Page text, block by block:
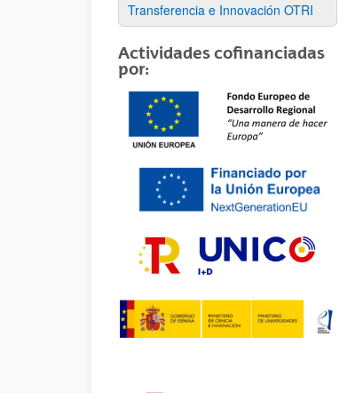
Transferencia e Innovación OTRI
Actividades cofinanciadas
por: